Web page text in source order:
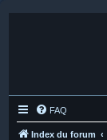
FAQ
Index du forum